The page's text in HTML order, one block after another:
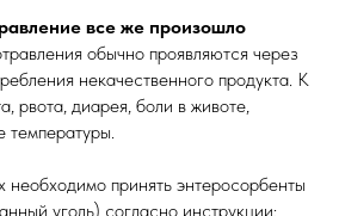
все же произошло
обычно проявляются через
некачественного продукта. К
рвота, диарея, боли в животе,
температуры.
необходимо принять энтеросорбенты
уголь) согласно инструкции;